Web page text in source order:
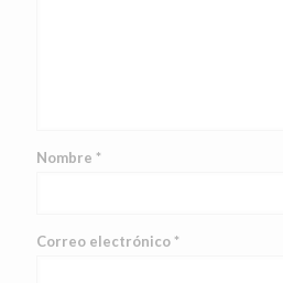
Nombre *
Correo electrónico *